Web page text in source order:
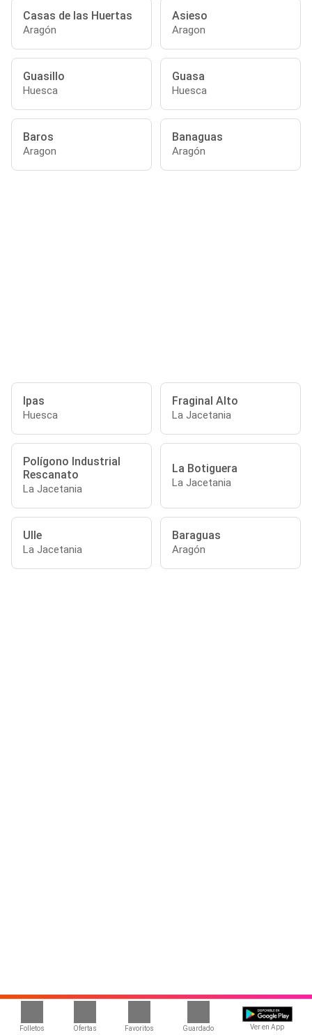
Folletos Ofertas Favoritos Guardado Ver en App
Casas de las Huertas
Aragón
Asieso
Aragon
Guasillo
Huesca
Guasa
Huesca
Baros
Aragon
Banaguas
Aragón
Ipas
Huesca
Fraginal Alto
La Jacetania
Polígono Industrial
Rescanato
La Jacetania
La Botiguera
La Jacetania
Ulle
La Jacetania
Baraguas
Aragón